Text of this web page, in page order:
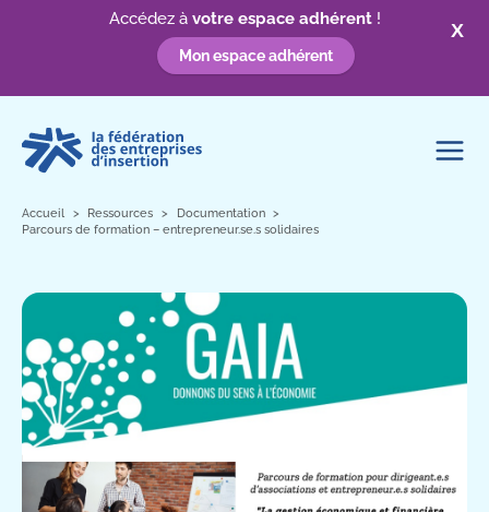
X
Accédez à votre espace adhérent!
Mon espace adhérent
contenu
Accueil Ressources
Documentation
Parcours de formation – entrepreneur.se.s solidaires